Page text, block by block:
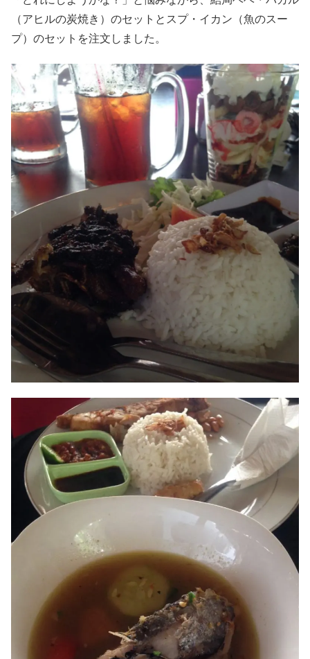
（アヒルの炭焼き）のセットとスプ・イカン（魚のスー
プ）のセットを注文しました。